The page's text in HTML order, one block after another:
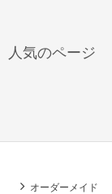
人気のページ
オーダーメイド